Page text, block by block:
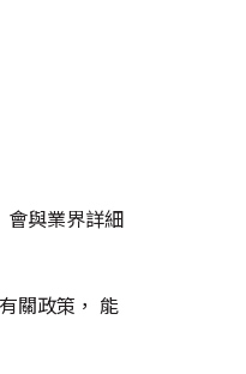
會與業界詳細
關政策， 能